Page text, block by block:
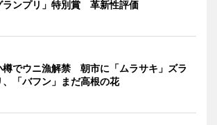
ランプリ」特別賞 革新性評価
樽でウニ漁解禁 朝市に「ムラサキ」ズラ
、「バフン」まだ高根の花